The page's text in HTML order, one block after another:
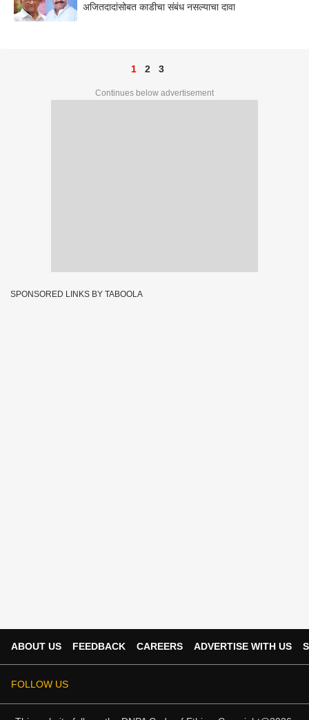
अजितदादांसोबत काडीचा संबंध नसल्याचा दावा
1 2 3
Continues below advertisement
SPONSORED LINKS BY TABOOLA
ABOUT US FEEDBACK CAREERS ADVERTISE WITH US
FOLLOW US